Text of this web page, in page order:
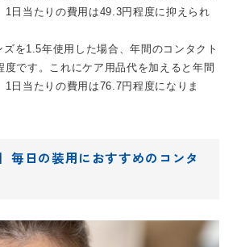
1日当たりの費用は49.3円程度に抑えられ
を1.5年使用した場合、年間のコンタクト
度です。これにケア用品代を加えると年間
日当たりの費用は76.7円程度になりま
毎日の装用におすすめのコンタ